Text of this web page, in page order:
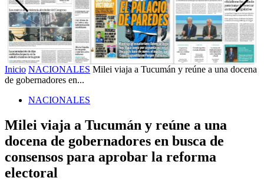
Inicio NACIONALES Milei viaja a Tucumán y reúne a una docena
de gobernadores en...
NACIONALES
Milei viaja a Tucumán y reúne a una
docena de gobernadores en busca de
consensos para aprobar la reforma
electoral